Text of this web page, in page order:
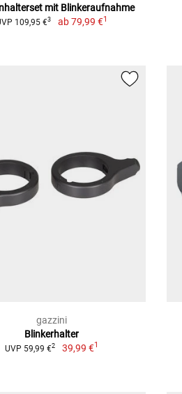
mit Blinkeraufnahme
109,95 €3 ab79,99 €1
gazzini
Blinkerhalter
UVP 59,99 €2 39,99 €1